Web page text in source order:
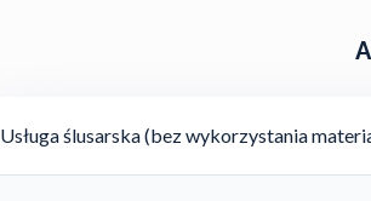
Usługa ślusarska (bez wykorzystania